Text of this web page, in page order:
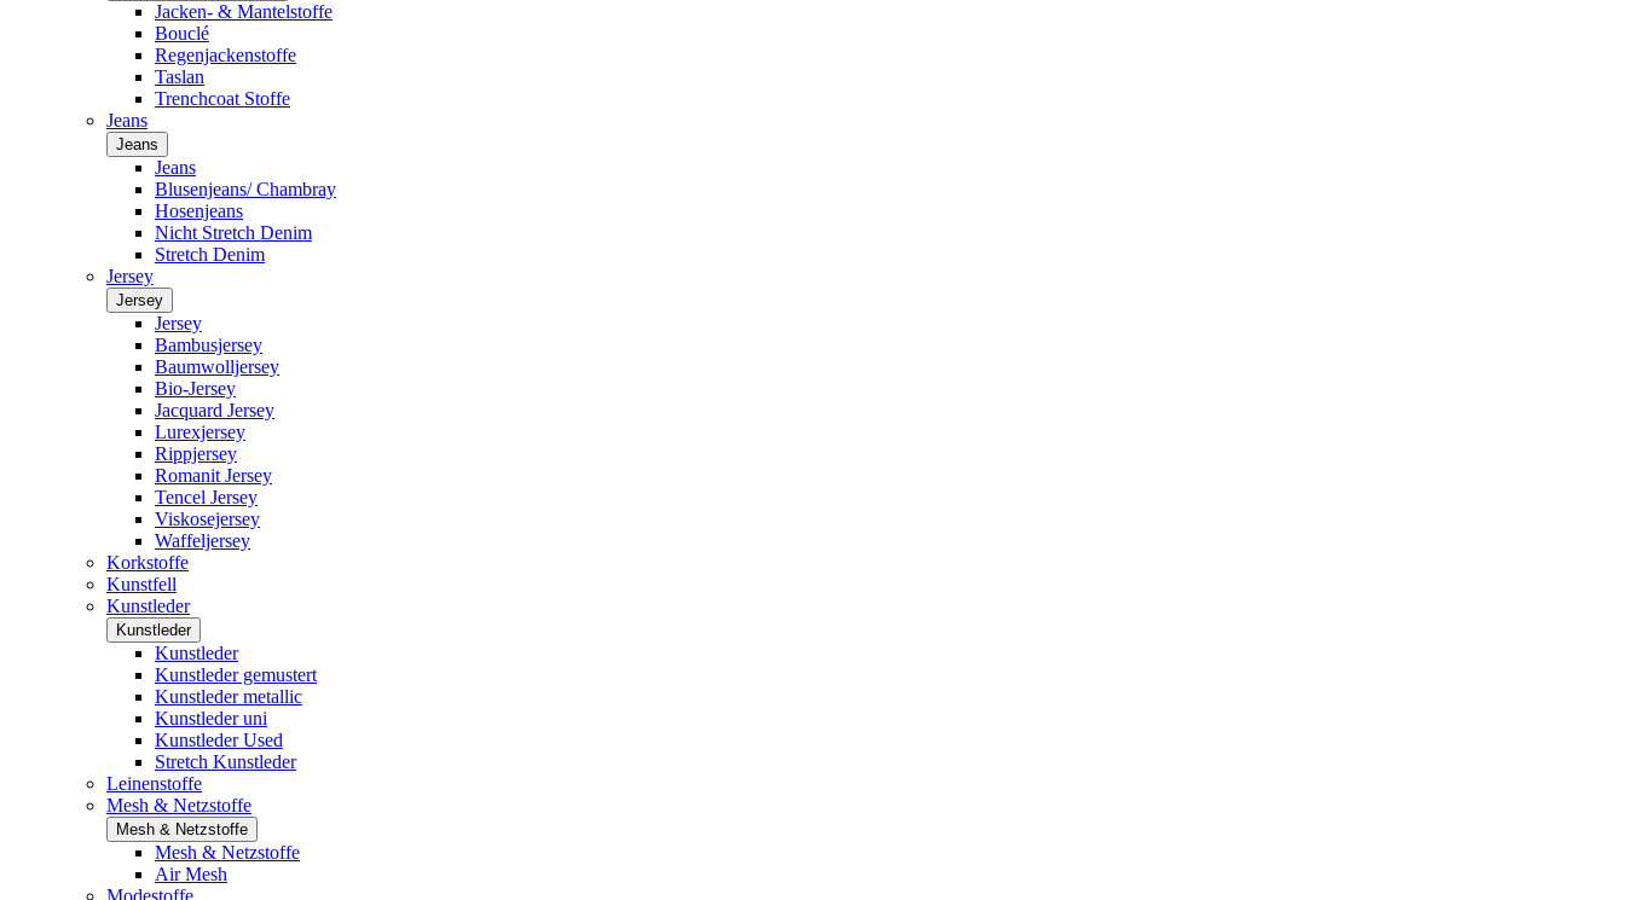
Jacken- & Mantelstoffe
Bouclé
Regenjackenstoffe
Taslan
Trenchcoat Stoffe
Jeans
Jeans
Jeans
Blusenjeans/ Chambray
Hosenjeans
Nicht Stretch Denim
Stretch Denim
Jersey
Jersey
Jersey
Bambusjersey
Baumwolljersey
Bio-Jersey
Jacquard Jersey
Lurexjersey
Rippjersey
Romanit Jersey
Tencel Jersey
Viskosejersey
Waffeljersey
Korkstoffe
Kunstfell
Kunstleder
Kunstleder
Kunstleder
Kunstleder gemustert
Kunstleder metallic
Kunstleder uni
Kunstleder Used
Stretch Kunstleder
Leinenstoffe
Mesh & Netzstoffe
Mesh & Netzstoffe
Mesh & Netzstoffe
Air Mesh
Modestoffe